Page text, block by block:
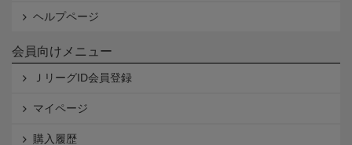
ヘルプページ
会員向けメニュー
ＪリーグID会員登録
マイページ
購入履歴